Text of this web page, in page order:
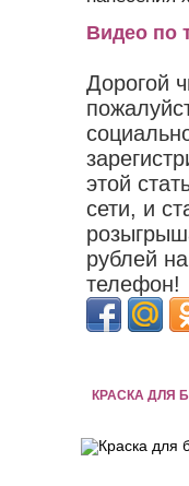
Видео по
Дорогой
этой
сети, и
рублей
телефон!
КРАСКА ДЛЯ